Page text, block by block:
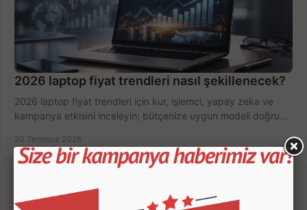
2026 laptop fiyat trendleri nasıl şekillenecek?
2026 laptop fiyat trendleri için kur, işlemci, yapay zeka ve
kampanya etkisini inceleyin; bütçenize uygun modeli doğru
20 Temmuz 2026